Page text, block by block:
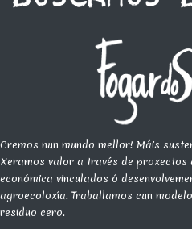
Cremos nun mundo mellor! Máis
Xeramos valor a través de
económica vinculados ó
agroecoloxía. Traballamos cun
residuo cero.